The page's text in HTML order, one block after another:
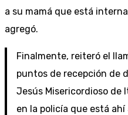
a su mamá que está
agregó.
Finalmente, reiteró el
puntos de recepción de
Jesús Misericordioso de
en la policía que está